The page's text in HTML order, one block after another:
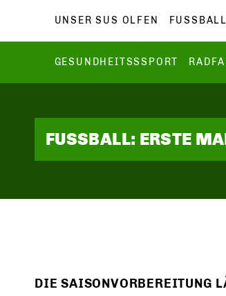
UNSER SUS OLFEN FUSSBALL
GESUNDHEITSSSPORT
FUSSBALL: ERSTE
DIE SAISONVORBEREITUNG